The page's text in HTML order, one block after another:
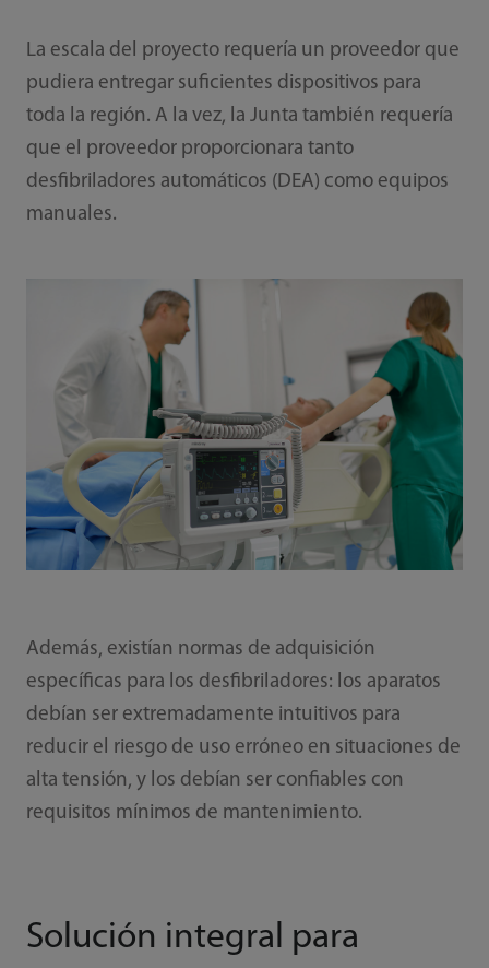
La escala del proyecto requería un proveedor que
pudiera entregar suficientes dispositivos para
toda la región. A la vez, la Junta también requería
que el proveedor proporcionara tanto
desfibriladores automáticos (DEA) como equipos
manuales.
Además, existían normas de adquisición
específicas para los desfibriladores: los aparatos
debían ser extremadamente intuitivos para
reducir el riesgo de uso erróneo en situaciones de
alta tensión, y los debían ser confiables con
requisitos mínimos de mantenimiento.
Solución integral para